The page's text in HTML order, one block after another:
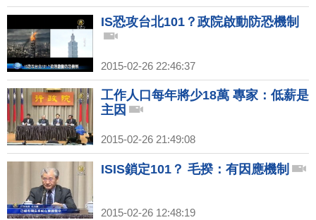
IS恐攻台北101？政院啟動防恐機制
2015-02-26 22:46:37
工作人口每年將少18萬 專家：低薪是
主因
2015-02-26 21:49:08
ISIS鎖定101？ 毛揆：有因應機制
2015-02-26 12:48:19